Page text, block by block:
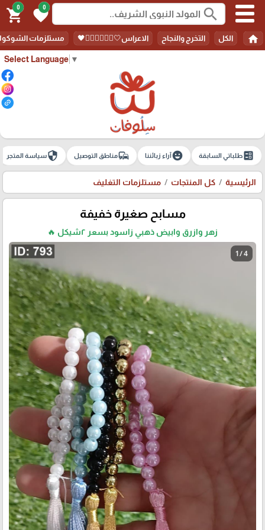
Select Language ▼
search
0
favorite
0
shopping_cart
home الكل التخرج والنجاح الاعراس🤍🤵🏻‍♀️👰🏻‍♀️🖤 مستلزمات
ballotطلباتي السابقة emoji_emotionsآراء زبائننا commuteمناطق التوصيل securityسياسة المتجر
الرئيسية كل المنتجات مستلزمات التغليف
مسابح صغيرة خفيفة
زهر وازرق وابيض ذهبي زاسود بسعر ٢شيكل 🔥
1 / 4